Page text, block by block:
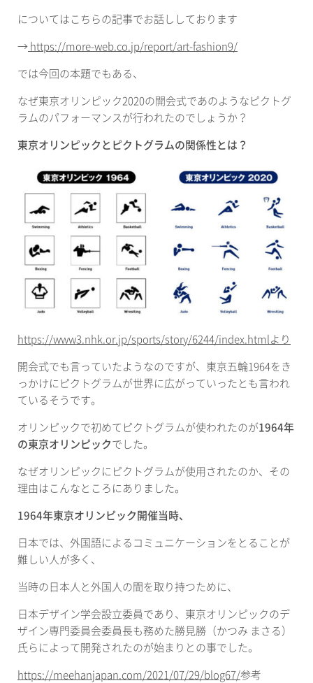
についてはこちらの記事でお話ししております
→https://more-web.co.jp/report/art-fashion9/
では今回の本題でもある、
なぜ東京オリンピック2020の開会式であのようなピクトグ
ラムのパフォーマンスが行われたのでしょうか？
東京オリンピックとピクトグラムの関係性とは？
https://www3.nhk.or.jp/sports/story/6244/index.htmlより
開会式でも言っていたようなのですが、東京五輪1964をき
っかけにピクトグラムが世界に広がっていったとも言われ
ているそうです。
オリンピックで初めてピクトグラムが使われたのが1964年
の東京オリンピックでした。
なぜオリンピックにピクトグラムが使用されたのか、その
理由はこんなところにありました。
1964年東京オリンピック開催当時、
日本では、外国語によるコミュニケーションをとることが
難しい人が多く、
当時の日本人と外国人の間を取り持つために、
日本デザイン学会設立委員であり、東京オリンピックのデ
ザイン専門委員会委員長も務めた勝見勝（かつみ まさる）
氏らによって開発されたのが始まりとの事でした。
https://meehanjapan.com/2021/07/29/blog67/参考